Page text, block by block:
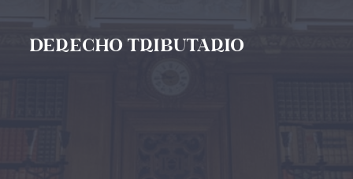
DERECHO TRIBUTARIO